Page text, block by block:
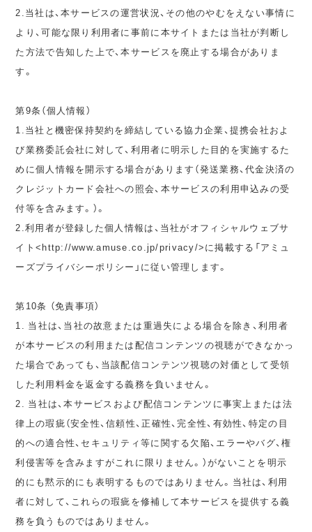
2.当社は、本サービスの運営状況、その他のやむをえない事情に
より、可能な限り利用者に事前に本サイトまたは当社が判断し
た方法で告知した上で、本サービスを廃止する場合がありま
す。
第9条（個人情報）
1.当社と機密保持契約を締結している協力企業、提携会社およ
び業務委託会社に対して、利用者に明示した目的を実施するた
めに個人情報を開示する場合があります（発送業務、代金決済の
クレジットカード会社への照会、本サービスの利用申込みの受
付等を含みます。）。
2.利用者が登録した個人情報は、当社がオフィシャルウェブサ
イト<http://www.amuse.co.jp/privacy/>に掲載する「アミュ
ーズプライバシーポリシー」に従い管理します。
第10条 （免責事項）
1. 当社は、当社の故意または重過失による場合を除き、利用者
が本サービスの利用または配信コンテンツの視聴ができなかっ
た場合であっても、当該配信コンテンツ視聴の対価として受領
した利用料金を返金する義務を負いません。
2. 当社は、本サービスおよび配信コンテンツに事実上または法
律上の瑕疵（安全性、信頼性、正確性、完全性、有効性、特定の目
的への適合性、セキュリティ等に関する欠陥、エラーやバグ、権
利侵害等を含みますがこれに限りません。）がないことを明示
的にも黙示的にも表明するものではありません。当社は、利用
者に対して、これらの瑕疵を修補して本サービスを提供する義
務を負うものではありません。